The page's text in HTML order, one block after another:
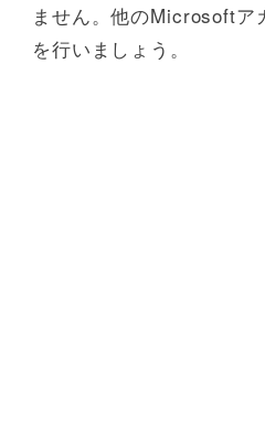
ません。他のMicrosoftア
を行いましょう。